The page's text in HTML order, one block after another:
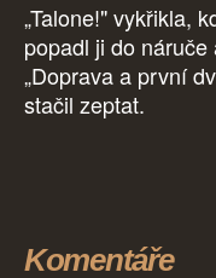
„Talone!" vykřikla,
popadl ji do
„Doprava a první
stačil zeptat.
Komentáře